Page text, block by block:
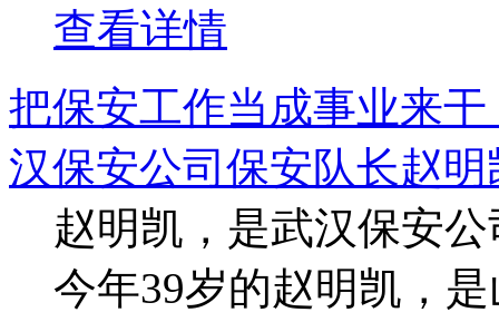
查看详情
把保安工作当成事业来
汉保安公司保安队长赵
赵明凯，是武汉保安
今年39岁的赵明凯，